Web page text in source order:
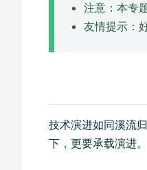
注意：本专
友情提示：
技术演进如同溪流
下，更要承载演进。